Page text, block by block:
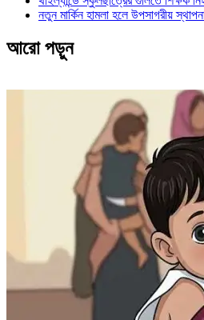
নতুন মার্কিন হামলা হলে উপসাগরীয়
আরো পড়ুন